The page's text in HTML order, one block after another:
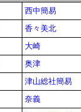
西中簡易
香々美北
大崎
奥津
津山総社簡易
奈義